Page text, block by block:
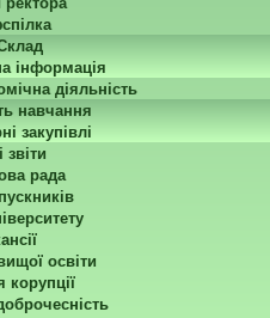
інформація
діяльність
навчання
закупівлі
звіти
рада
освіти
корупції